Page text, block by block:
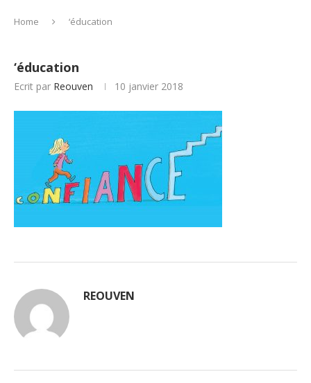
Home ‘éducation
‘éducation
Ecrit par Reouven 10 janvier 2018
REOUVEN